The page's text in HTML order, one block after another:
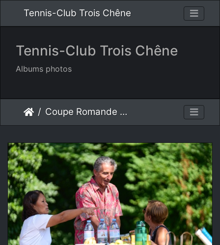
Tennis-Club Trois Chêne
Tennis-Club Trois Chêne
Albums photos
Coupe Romande 2025